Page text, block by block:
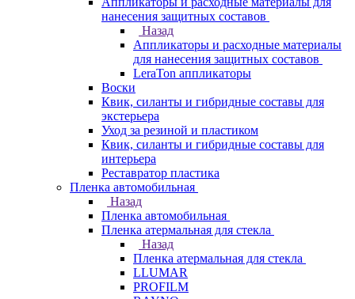
нанесения защитных составов
Назад
Аппликаторы и расходные материалы
для нанесения защитных составов
LeraTon аппликаторы
Воски
Квик, силанты и гибридные составы для
экстерьера
Уход за резиной и пластиком
Квик, силанты и гибридные составы для
интерьера
Реставратор пластика
Пленка автомобильная
Назад
Пленка автомобильная
Пленка атермальная для стекла
Назад
Пленка атермальная для стекла
LLUMAR
PROFILM